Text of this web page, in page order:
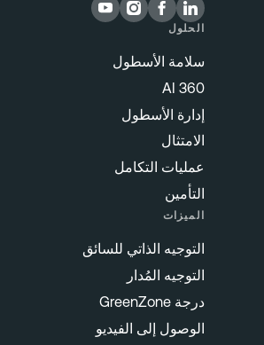
الحلول
سلامة الأسطول
إدارة الأسطول
الامتثال
عمليات التكامل
التأمين
الميزات
التوجيه الذاتي للسائق
التوجيه المُدار
درجة GreenZone
الوصول إلى الفيديو